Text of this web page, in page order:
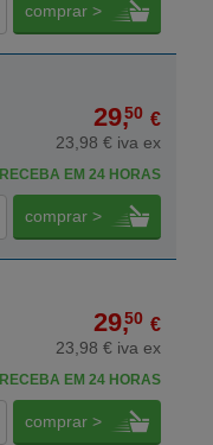
comprar >
29,50 €
23,98 € iva ex
RECEBA EM 24 HORAS
comprar >
29,50 €
23,98 € iva ex
RECEBA EM 24 HORAS
comprar >